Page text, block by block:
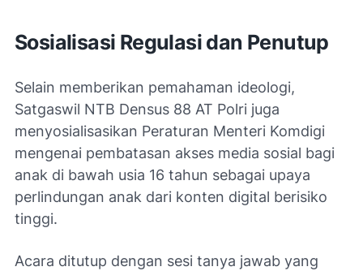
Sosialisasi Regulasi dan Penutup
Selain memberikan pemahaman ideologi,
Satgaswil NTB Densus 88 AT Polri juga
menyosialisasikan Peraturan Menteri Komdigi
mengenai pembatasan akses media sosial bagi
anak di bawah usia 16 tahun sebagai upaya
perlindungan anak dari konten digital berisiko
tinggi.
Acara ditutup dengan sesi tanya jawab yang